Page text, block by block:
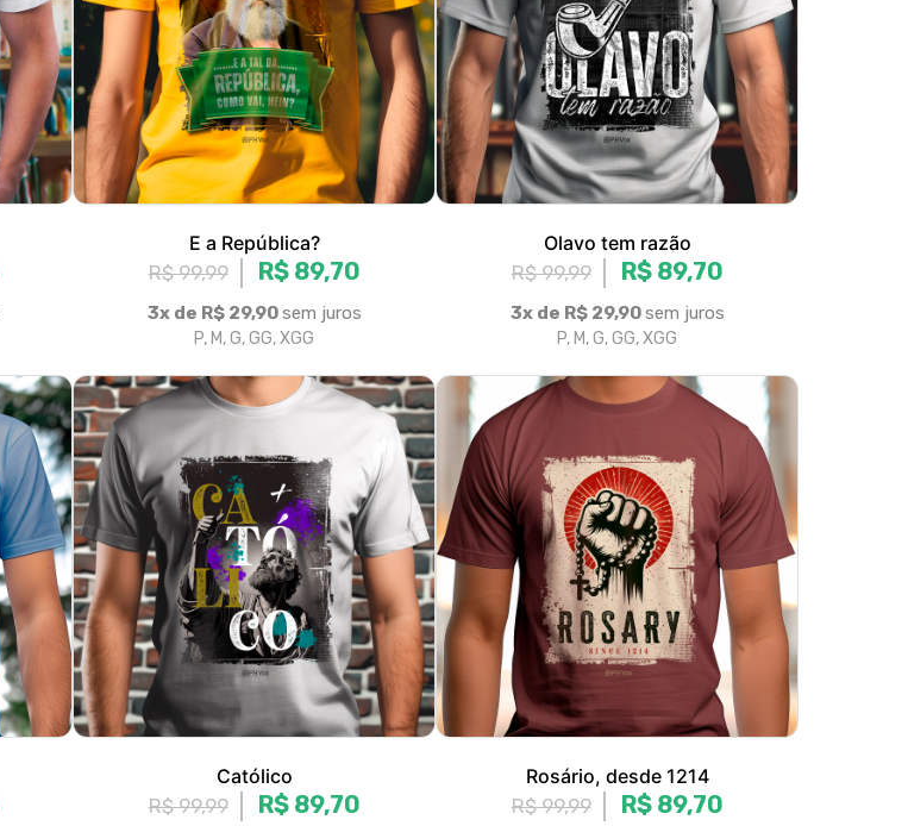
R$ 99,99
3x de R$ 29,90sem juros
P, M, G, GG, XGG
R$ 99,99
3x de R$ 29,90 sem juros
P, M, G, GG, XGG
Católico
R$ 99,99
R$ 89,70
3x de R$ 29,90sem juros
P, M, G, GG, XGG
Rosário, desde 1214
R$ 99,99
R$ 89,70
3x de R$ 29,90sem juros
P, M, G, GG, XGG